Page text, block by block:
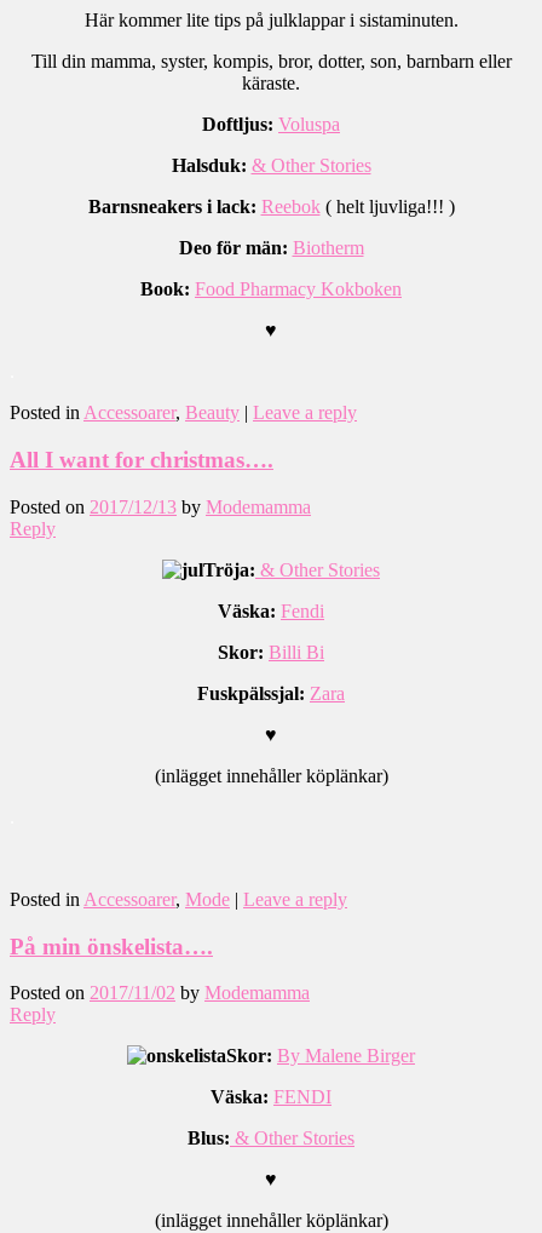
Här kommer lite tips på julklappar i sistaminuten.
Till din mamma, syster, kompis, bror, dotter, son, barnbarn eller
käraste.
Doftljus: Voluspa
Halsduk: & Other Stories
Barnsneakers i lack: Reebok( helt ljuvliga!!! )
Deo för män: Biotherm
Book: Food Pharmacy Kokboken
♥
Posted inAccessoarer, Beauty Leave a reply
All I want for christmas….
Posted on 2017/12/13 by Modemamma
Reply
Tröja: & Other Stories
Väska: Fendi
Skor: Billi Bi
Fuskpälssjal: Zara
♥
(inlägget innehåller köplänkar)
Posted in Accessoarer, Mode | Leave a reply
På min önskelista….
Posted on 2017/11/02 by Modemamma
Reply
Skor: By Malene Birger
Väska: FENDI
Blus: & Other Stories
♥
(inlägget innehåller köplänkar)